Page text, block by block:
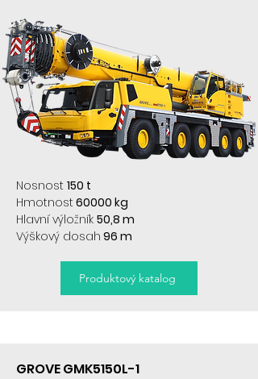
Nosnost 150 t
Hmotnost 60000 kg
Hlavní výložník 50,8 m
Výškový dosah 96 m
Produktový katalog
GROVE GMK5150L-1